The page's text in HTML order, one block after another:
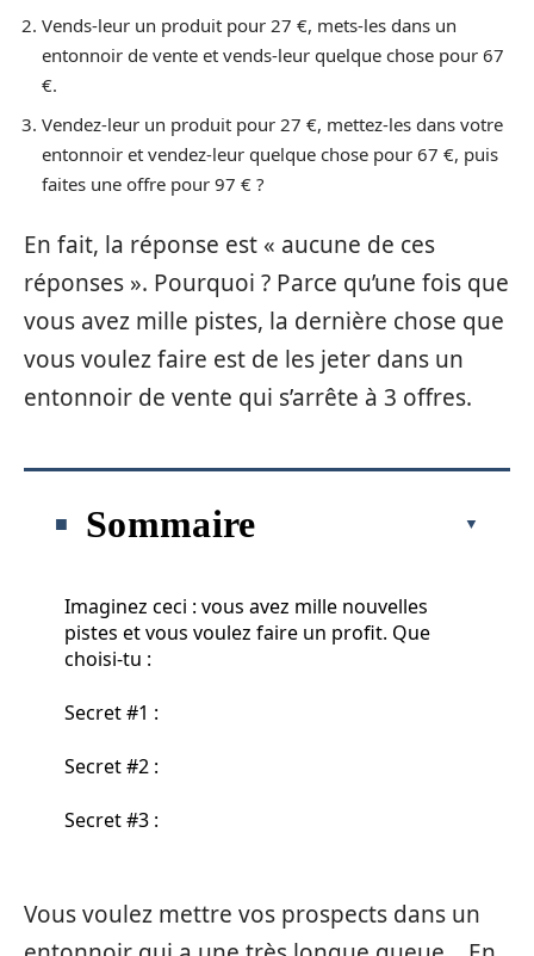
Vends-leur un produit pour 27 €, mets-les dans un
entonnoir de vente et vends-leur quelque chose pour 67
€.
Vendez-leur un produit pour 27 €, mettez-les dans votre
entonnoir et vendez-leur quelque chose pour 67 €, puis
faites une offre pour 97 € ?
En fait, la réponse est « aucune de ces
réponses ». Pourquoi ? Parce qu’une fois que
vous avez mille pistes, la dernière chose que
vous voulez faire est de les jeter dans un
entonnoir de vente qui s’arrête à 3 offres.
Sommaire
Imaginez ceci : vous avez mille nouvelles
pistes et vous voulez faire un profit. Que
choisi-tu :
Secret #1 :
Secret #2 :
Secret #3 :
Vous voulez mettre vos prospects dans un